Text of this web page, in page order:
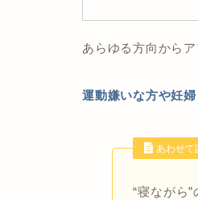
あらゆる方向から
運動嫌いな方や妊
あわせて
“寝ながら